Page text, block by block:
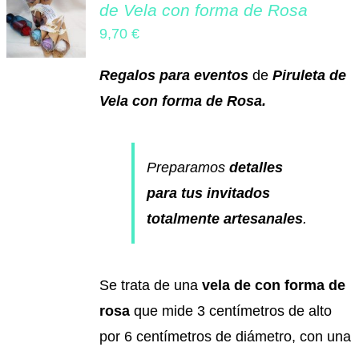
Contacto
de Vela con forma de Rosa
9,70€
Regalos para eventos dePiruleta de
Vela con forma de Rosa.
Preparamosdetalles
para tus invitados
totalmente artesanales.
Se trata de unavela de con forma de
rosa que mide 3 centímetros de alto
por 6 centímetros de diámetro, con una